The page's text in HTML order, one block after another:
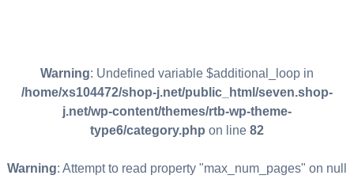
Warning: Undefined variable $additional_loop in
/home/xs104472/shop-j.net/public_html/seven.shop-
j.net/wp-content/themes/rtb-wp-theme-
type6/category.php on line 82
Warning: Attempt to read property "max_num_pages" on null